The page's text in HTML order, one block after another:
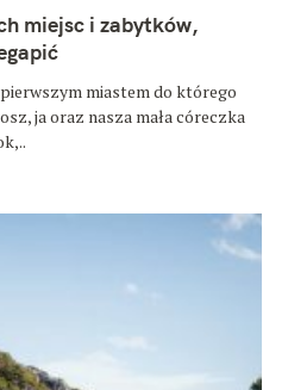
miejsc i zabytków,
miastem do którego
ja oraz nasza mała córeczka